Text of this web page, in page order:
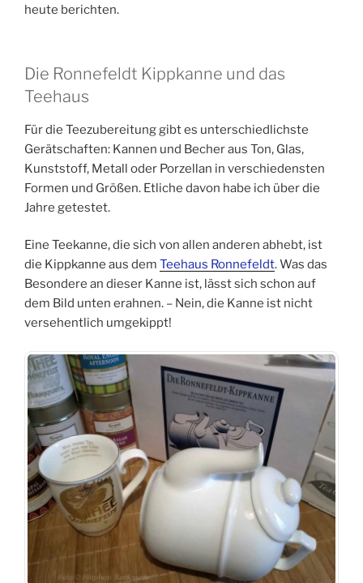
heute berichten.
Die Ronnefeldt Kippkanne und das
Teehaus
Für die Teezubereitung gibt es unterschiedlichste
Gerätschaften: Kannen und Becher aus Ton, Glas,
Kunststoff, Metall oder Porzellan in verschiedensten
Formen und Größen. Etliche davon habe ich über die
Jahre getestet.
Eine Teekanne, die sich von allen anderen abhebt, ist
die Kippkanne aus dem Teehaus Ronnefeldt. Was das
Besondere an dieser Kanne ist, lässt sich schon auf
dem Bild unten erahnen. – Nein, die Kanne ist nicht
versehentlich umgekippt!